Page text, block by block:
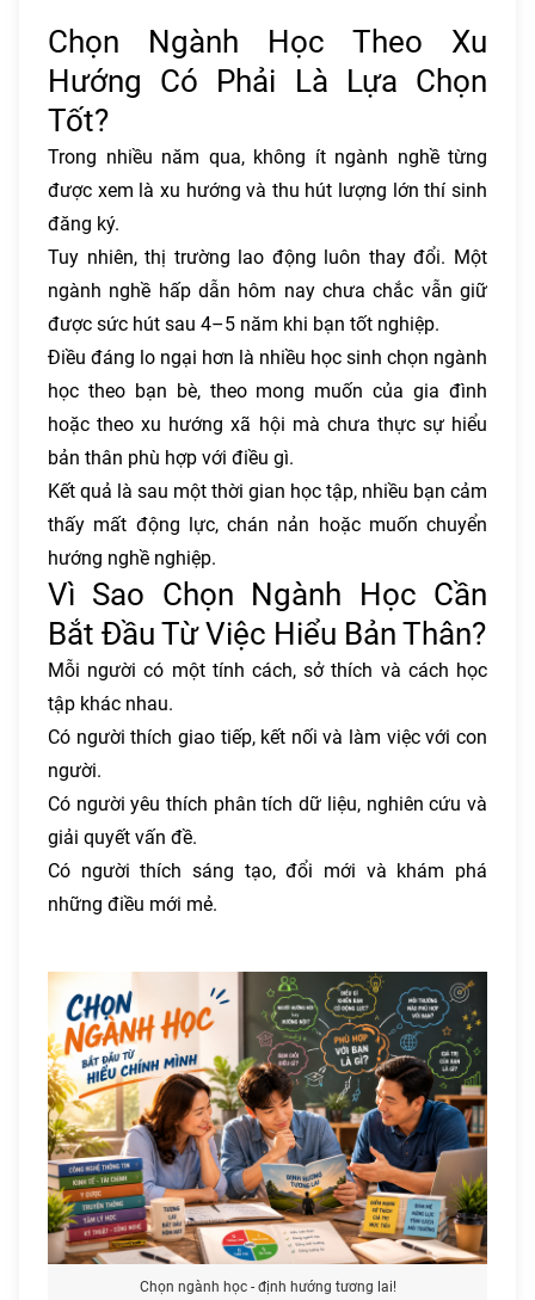
Chọn Ngành Học Theo Xu
Hướng Có Phải Là Lựa Chọn
Tốt?
Trong nhiều năm qua, không ít ngành nghề từng
được xem là xu hướng và thu hút lượng lớn thí sinh
đăng ký.
Tuy nhiên, thị trường lao động luôn thay đổi. Một
ngành nghề hấp dẫn hôm nay chưa chắc vẫn giữ
được sức hút sau 4–5 năm khi bạn tốt nghiệp.
Điều đáng lo ngại hơn là nhiều học sinh chọn ngành
học theo bạn bè, theo mong muốn của gia đình
hoặc theo xu hướng xã hội mà chưa thực sự hiểu
bản thân phù hợp với điều gì.
Kết quả là sau một thời gian học tập, nhiều bạn cảm
thấy mất động lực, chán nản hoặc muốn chuyển
hướng nghề nghiệp.
Vì Sao Chọn Ngành Học Cần
Bắt Đầu Từ Việc Hiểu Bản Thân?
Mỗi người có một tính cách, sở thích và cách học
tập khác nhau.
Có người thích giao tiếp, kết nối và làm việc với con
người.
Có người yêu thích phân tích dữ liệu, nghiên cứu và
giải quyết vấn đề.
Có người thích sáng tạo, đổi mới và khám phá
những điều mới mẻ.
Chọn ngành học - định hướng tương lai!